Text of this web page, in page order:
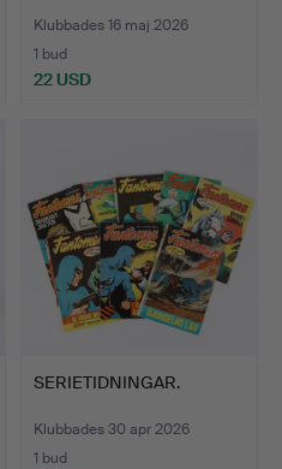
Klubbades 16 maj 2026
1 bud
22 USD
SERIETIDNINGAR.
Klubbades 30 apr 2026
1 bud